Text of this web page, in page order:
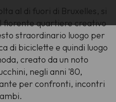
al di fuori di Bruxelles, si
fiorente quartiere creativo
straordinario luogo per
di biciclette e quindi luogo
creato da un noto
negli anni '80,
per confronti, incontri